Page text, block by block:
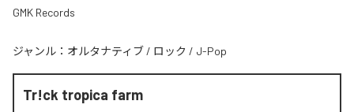
GMK Records
ジャンル： オルタナティブ / ロック / J-Pop
Tr!ck tropica farm